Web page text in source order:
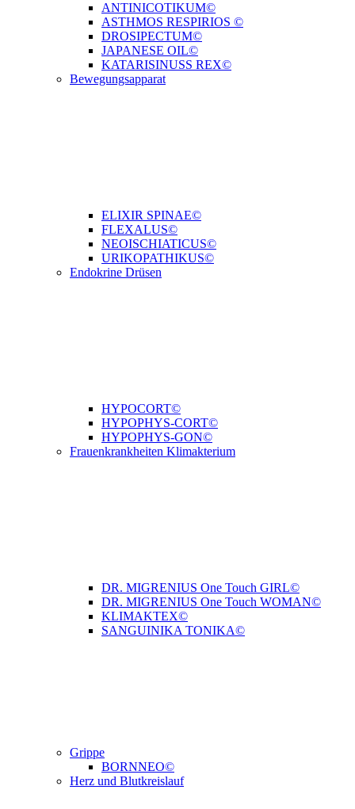
ANTINICOTIKUM©
ASTHMOS RESPIRIOS ©
DROSIPECTUM©
JAPANESE OIL©
KATARISINUSS REX©
Bewegungsapparat
ELIXIR SPINAE©
FLEXALUS©
NEOISCHIATICUS©
URIKOPATHIKUS©
Endokrine Drüsen
HYPOCORT©
HYPOPHYS-CORT©
HYPOPHYS-GON©
Frauenkrankheiten Klimakterium
DR. MIGRENIUS One Touch GIRL©
DR. MIGRENIUS One Touch WOMAN©
KLIMAKTEX©
SANGUINIKA TONIKA©
Grippe
BORNNEO©
Herz und Blutkreislauf